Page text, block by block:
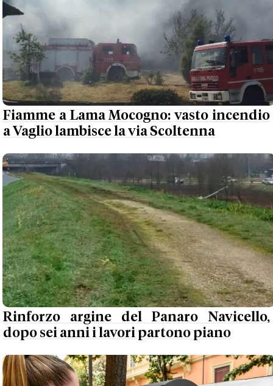
Fiamme a Lama Mocogno: vasto incendio
a Vaglio lambisce la via Scoltenna
Rinforzo argine del Panaro Navicello,
dopo sei anni i lavori partono piano